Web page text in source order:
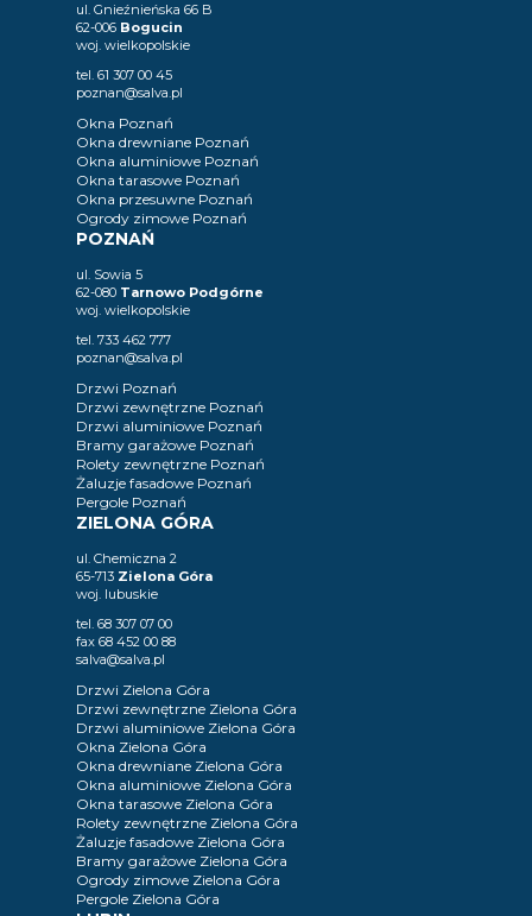
ul. Gnieźnieńska 66 B
62-006 Bogucin
woj. wielkopolskie
tel. 61 307 00 45
poznan@salva.pl
Okna Poznań
Okna drewniane Poznań
Okna aluminiowe Poznań
Okna tarasowe Poznań
Okna przesuwne Poznań
Ogrody zimowe Poznań
POZNAŃ
ul. Sowia 5
62-080 Tarnowo Podgórne
woj. wielkopolskie
tel. 733 462 777
poznan@salva.pl
Drzwi Poznań
Drzwi zewnętrzne Poznań
Drzwi aluminiowe Poznań
Bramy garażowe Poznań
Rolety zewnętrzne Poznań
Żaluzje fasadowe Poznań
Pergole Poznań
ZIELONA GÓRA
ul. Chemiczna 2
65-713 Zielona Góra
woj. lubuskie
tel. 68 307 07 00
fax 68 452 00 88
salva@salva.pl
Drzwi Zielona Góra
Drzwi zewnętrzne Zielona Góra
Drzwi aluminiowe Zielona Góra
Okna Zielona Góra
Okna drewniane Zielona Góra
Okna aluminiowe Zielona Góra
Okna tarasowe Zielona Góra
Rolety zewnętrzne Zielona Góra
Żaluzje fasadowe Zielona Góra
Bramy garażowe Zielona Góra
Ogrody zimowe Zielona Góra
Pergole Zielona Góra